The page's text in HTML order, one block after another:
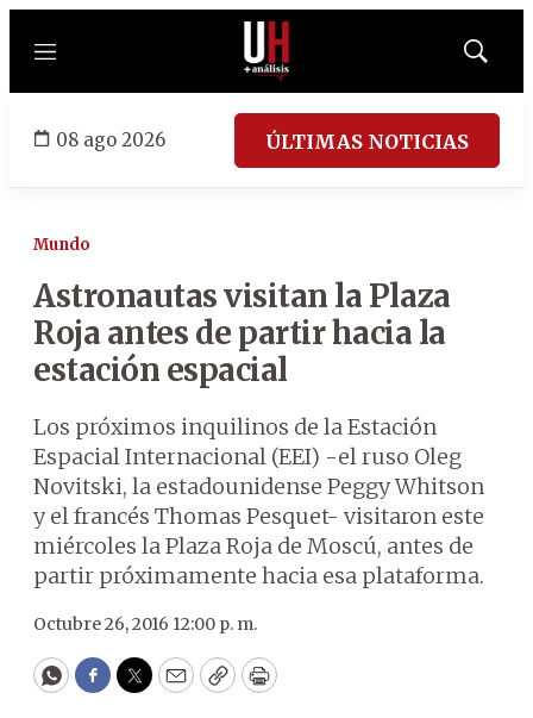
Menú
Mostrar
08 ago 2026 ÚLTIMAS NOTICIAS
Mundo
Astronautas visitan la Plaza
Roja antes de partir hacia la
estación espacial
Los próximos inquilinos de la Estación
Espacial Internacional (EEI) -el ruso Oleg
Novitski, la estadounidense Peggy Whitson
y el francés Thomas Pesquet- visitaron este
miércoles la Plaza Roja de Moscú, antes de
partir próximamente hacia esa plataforma.
Octubre 26, 2016 12:00 p. m.
WhatsApp
Facebook
Twitter
EmailCopyPrint